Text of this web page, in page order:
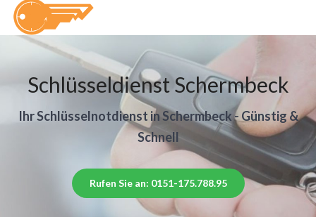
Schlüsseldienst Schermbeck
Ihr Schlüsselnotdienst in Schermbeck - Günstig &
Schnell
Rufen Sie an: 0151-175.788.95